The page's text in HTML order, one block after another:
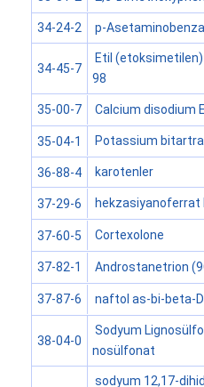
34-24-2 p-
34-45-7
Etil
98
35-00-7 Calcium disodium
35-04-1 Potassium
36-88-4 karotenler
37-29-6 hekzasiyanoferrat III
37-60-5 Cortexolone
37-82-1 Androstanetrion
37-87-6 naftol as-bi-beta-
38-04-0
Sodyum
nosülfonat
sodyum 12,17-